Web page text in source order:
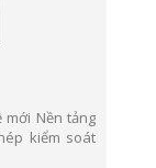
Nền tảng
kiểm soát